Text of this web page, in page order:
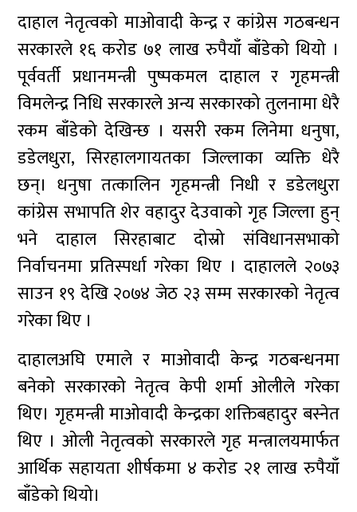
दाहाल नेतृत्वको माओवादी केन्द्र र कांग्रेस गठबन्धन
सरकारले १६ करोड ७१ लाख रुपैयाँ बाँडेको थियो ।
पूर्ववर्ती प्रधानमन्त्री पुष्पकमल दाहाल र गृहमन्त्री
विमलेन्द्र निधि सरकारले अन्य सरकारको तुलनामा धेरै
रकम बाँडेको देखिन्छ । यसरी रकम लिनेमा धनुषा,
डडेलधुरा, सिरहालगायतका जिल्लाका व्यक्ति धेरै
छन्। धनुषा तत्कालिन गृहमन्त्री निधी र डडेलधुरा
कांग्रेस सभापति शेर वहादुर देउवाको गृह जिल्ला हुन्
भने दाहाल सिरहाबाट दोस्रो संविधानसभाको
निर्वाचनमा प्रतिस्पर्धा गरेका थिए । दाहालले २०७३
साउन १९ देखि २०७४ जेठ २३ सम्म सरकारको नेतृत्व
गरेका थिए ।
दाहालअघि एमाले र माओवादी केन्द्र गठबन्धनमा
बनेको सरकारको नेतृत्व केपी शर्मा ओलीले गरेका
थिए। गृहमन्त्री माओवादी केन्द्रका शक्तिबहादुर बस्नेत
थिए । ओली नेतृत्वको सरकारले गृह मन्त्रालयमार्फत
आर्थिक सहायता शीर्षकमा ४ करोड २१ लाख रुपैयाँ
बाँडेको थियो।